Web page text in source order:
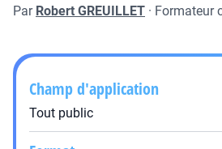
Par Robert GREUILLET · Formateur
Champ d'application
Tout public